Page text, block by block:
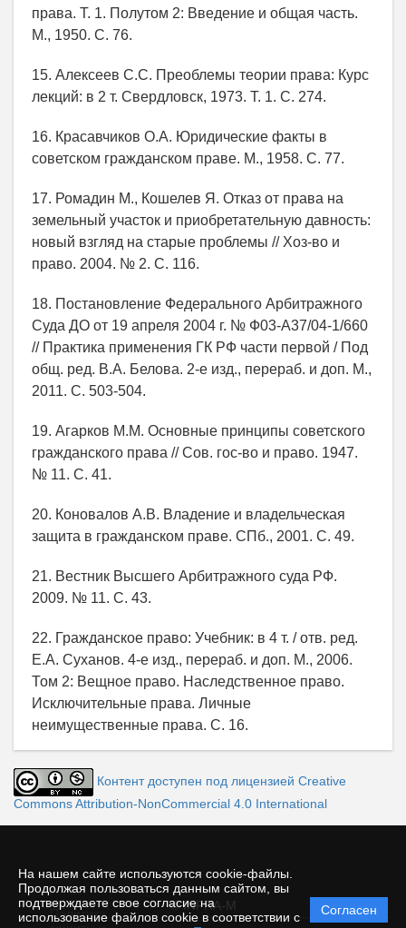
На нашем сайте используются cookie-файлы.
Продолжая пользоваться данным сайтом, вы
подтверждаете свое согласие на
использование файлов cookie в соответствии с
Согласен
права. Т. 1. Полутом 2: Введение и общая часть.
М., 1950. С. 76.
15. Алексеев С.С. Преоблемы теории права: Курс
лекций: в 2 т. Свердловск, 1973. Т. 1. С. 274.
16. Красавчиков О.А. Юридические факты в
советском гражданском праве. М., 1958. С. 77.
17. Ромадин М., Кошелев Я. Отказ от права на
земельный участок и приобретательную давность:
новый взгляд на старые проблемы // Хоз-во и
право. 2004. № 2. С. 116.
18. Постановление Федерального Арбитражного
Суда ДО от 19 апреля 2004 г. № Ф03-А37/04-1/660
// Практика применения ГК РФ части первой / Под
общ. ред. В.А. Белова. 2-е изд., перераб. и доп. М.,
2011. С. 503-504.
19. Агарков М.М. Основные принципы советского
гражданского права // Сов. гос-во и право. 1947.
№ 11. С. 41.
20. Коновалов А.В. Владение и владельческая
защита в гражданском праве. СПб., 2001. С. 49.
21. Вестник Высшего Арбитражного суда РФ.
2009. № 11. С. 43.
22. Гражданское право: Учебник: в 4 т. / отв. ред.
Е.А. Суханов. 4-е изд., перераб. и доп. М., 2006.
Том 2: Вещное право. Наследственное право.
Исключительные права. Личные
неимущественные права. С. 16.
Контент доступен под лицензией Creative
Commons Attribution-NonCommercial 4.0 International
© INFRA-M
Политика